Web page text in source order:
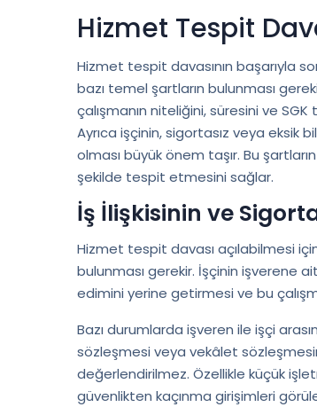
Hizmet Tespit
Hizmet tespit davasının başarıyla
bazı temel şartların bulunması
çalışmanın niteliğini, süresini ve
Ayrıca işçinin, sigortasız veya eksik
olması büyük önem taşır. Bu
şekilde tespit etmesini sağlar.
İş İlişkisinin ve
Hizmet tespit davası açılabilmesi
bulunması gerekir. İşçinin işverene
edimini yerine getirmesi ve bu
Bazı durumlarda işveren ile işçi
sözleşmesi veya vekâlet
değerlendirilmez. Özellikle küçük
güvenlikten kaçınma girişimleri